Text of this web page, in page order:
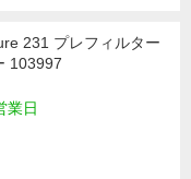
231 プレフィルター
103997
業日